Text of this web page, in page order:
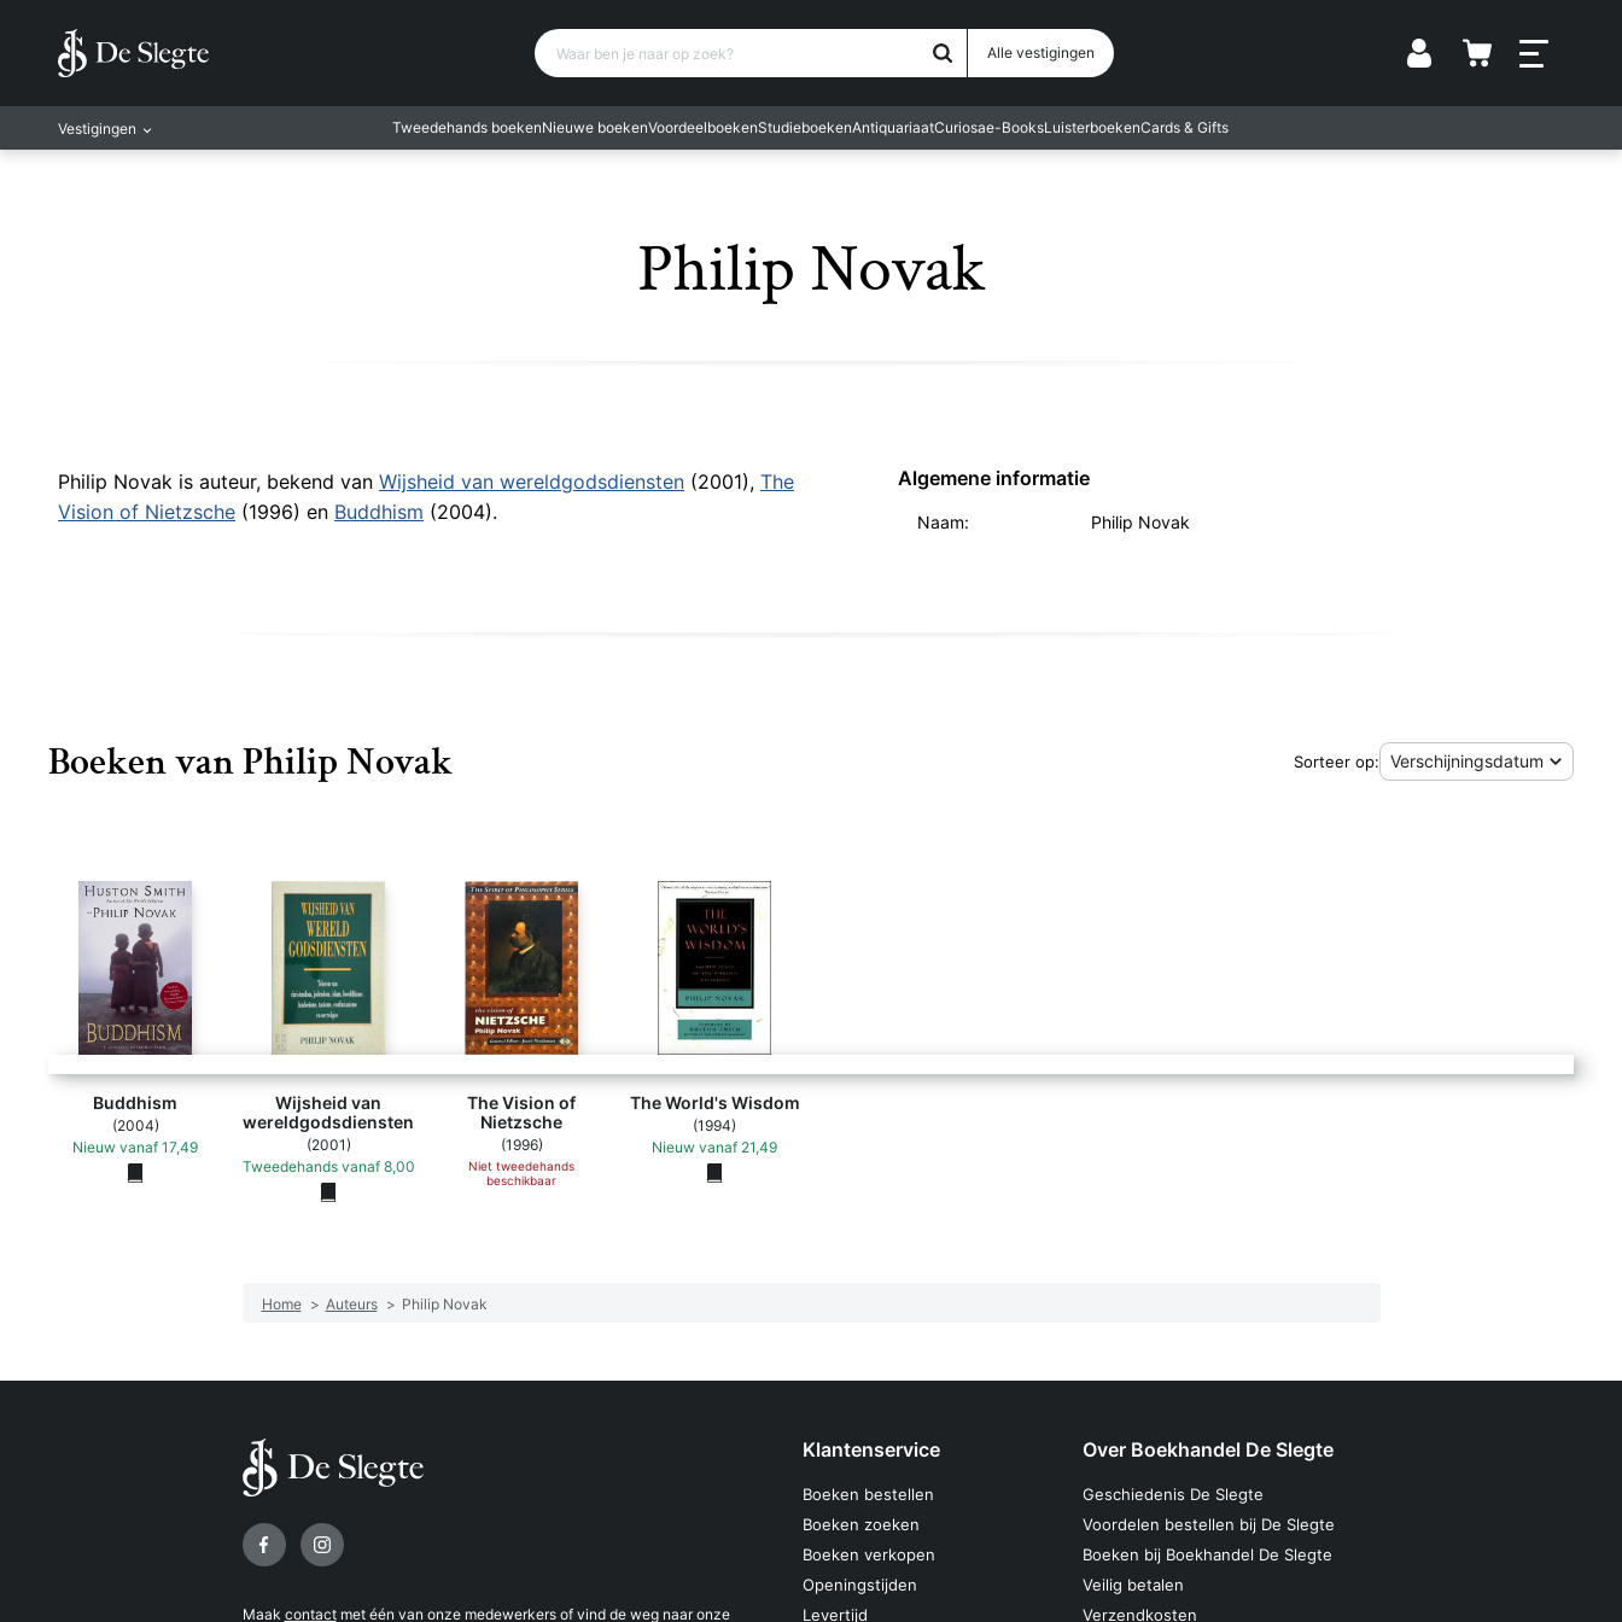
Alle vestigingen Vestiging
Waar ben je naar op zoek?
Tweedehands boekenNieuwe boekenVoordeelboekenStudieboekenAntiquariaatCuriosae-BooksLuisterboekenCards & Gifts
Vestigingen
Philip Novak
Philip Novak is auteur, bekend van Wijsheid van wereldgodsdiensten (2001), The
Vision of Nietzsche (1996) en Buddhism (2004).
Algemene informatie
Naam: Philip Novak
Boeken van Philip Novak Sorteer op:
Buddhism
(2004)
Nieuw vanaf 17,49
Wijsheid van
wereldgodsdiensten
(2001)
Tweedehands vanaf 8,00
The Vision of
Nietzsche
(1996)
Niet tweedehands
beschikbaar
The World's Wisdom
(1994)
Nieuw vanaf 21,49
Home > Auteurs > Philip Novak
Volg ons op
Maak contactmet één van onze medewerkers of vind de weg naar onze
Klantenservice
Boeken bestellen
Boeken zoeken
Boeken verkopen
Openingstijden
Levertijd
Over Boekhandel De Slegte
Geschiedenis De Slegte
Voordelen bestellen bij De Slegte
Boeken bij Boekhandel De Slegte
Veilig betalen
Verzendkosten